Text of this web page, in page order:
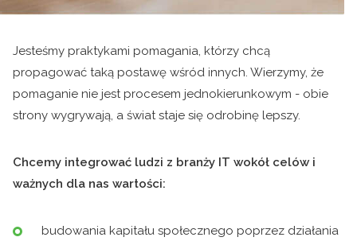
Jesteśmy praktykami pomagania, którzy chcą
propagować taką postawę wśród innych. Wierzymy, że
pomaganie nie jest procesem jednokierunkowym - obie
strony wygrywają, a świat staje się odrobinę lepszy.
Chcemy integrować ludzi z branży IT wokół celów i
ważnych dla nas wartości:
budowania kapitału społecznego poprzez działania